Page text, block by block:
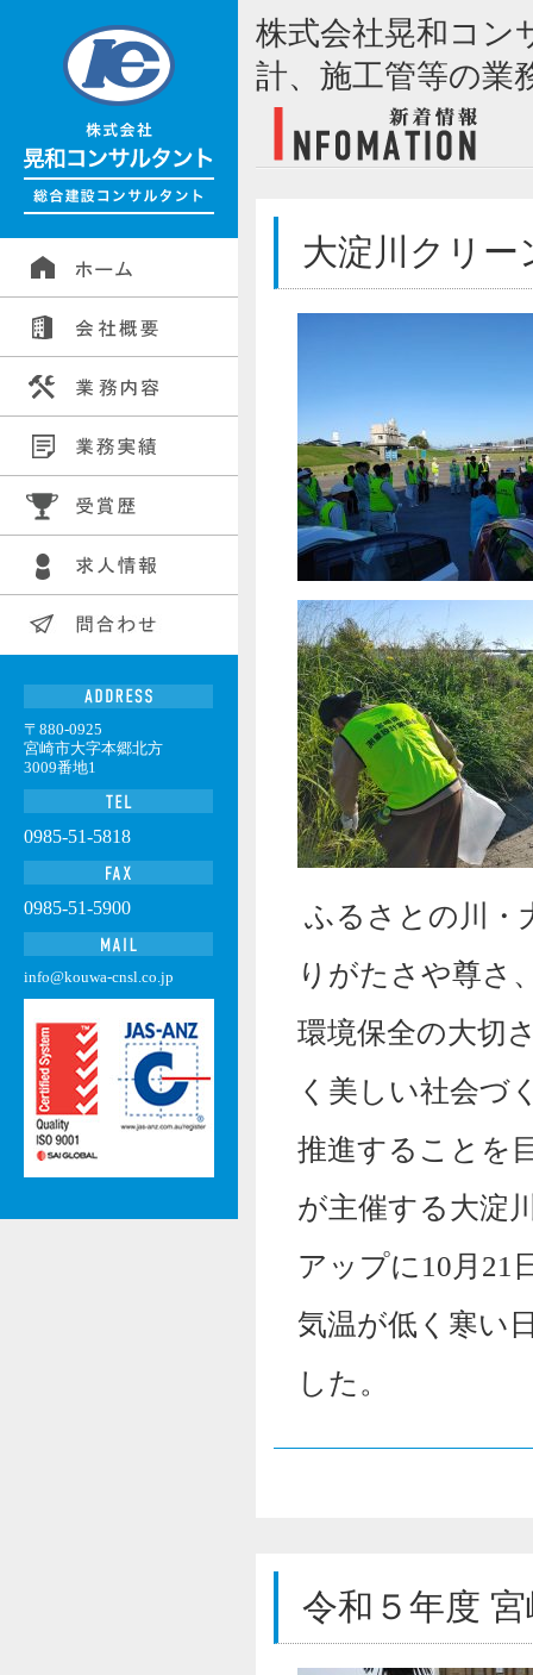
株式会社晃和コン
計、施工管等の業
大淀川クリー
ふるさとの川・
りがたさや尊さ
環境保全の大切
く美しい社会づ
推進することを
が主催する大淀
アップに10月21
気温が低く寒い
した。
令和５年度
〒880-0925
宮崎市大字本郷北方
3009番地1
0985-51-5818
0985-51-5900
info@kouwa-cnsl.co.jp